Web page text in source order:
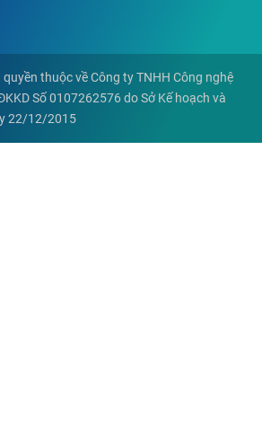
thuộc về Công ty TNHH Công nghệ
Số 0107262576 do Sở Kế hoạch và
22/12/2015